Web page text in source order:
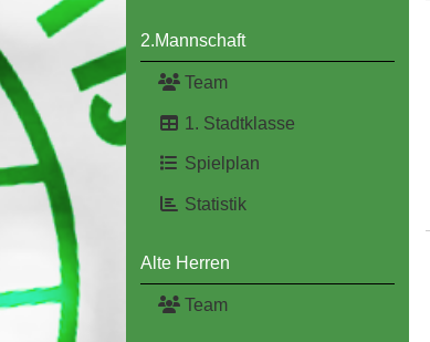
2.Mannschaft
Team
1. Stadtklasse
Spielplan
Statistik
Alte Herren
Team